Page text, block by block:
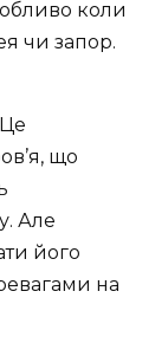
коли
чи запор.
що
Але
його
на